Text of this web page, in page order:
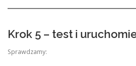
Krok 5 – test i
Sprawdzamy: